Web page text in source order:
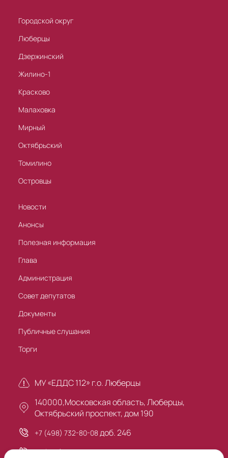
Городской округ
Люберцы
Дзержинский
Жилино-1
Красково
Малаховка
Мирный
Октябрьский
Томилино
Островцы
Новости
Анонсы
Полезная информация
Глава
Администрация
Совет депутатов
Документы
Публичные слушания
Торги
МУ «ЕДДС 112» г.о. Люберцы
140000,Московская область, Люберцы,
Октябрьский проспект, дом 190
+7 (498) 732-80-08 доб. 246
+7 (495) 503-30-00